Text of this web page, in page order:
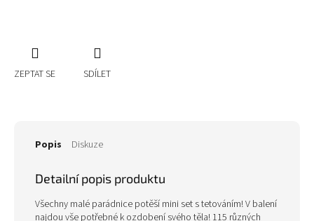
ZEPTAT SE SDÍLET
Popis Diskuze
Detailní popis produktu
Všechny malé parádnice potěší mini set s tetováním! V balení
najdou vše potřebné k ozdobení svého těla! 115 různých